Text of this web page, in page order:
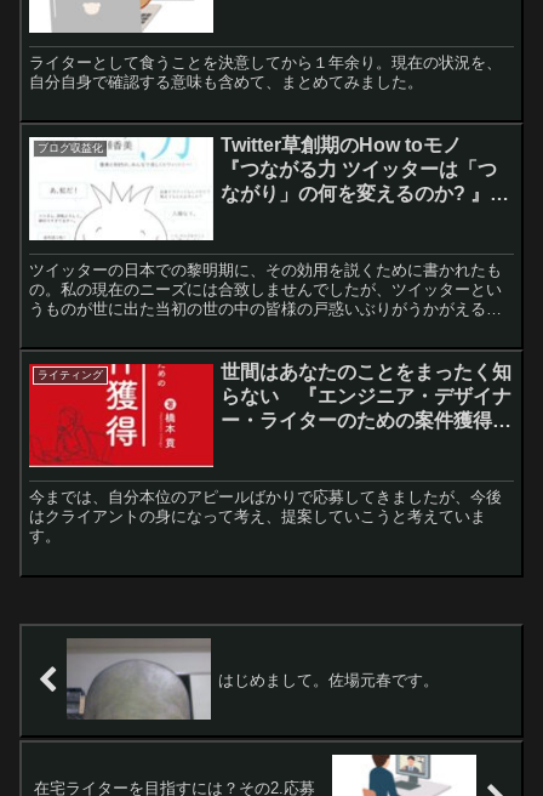
ライターとして食うことを決意してから１年余り。現在の状況を、
自分自身で確認する意味も含めて、まとめてみました。
ブログ収益化
Twitter草創期のHow toモノ
『つながる力 ツイッターは「つ
ながり」の何を変えるのか? 』読
ツイッターの日本での黎明期に、その効用を説くために書かれたも
の。私の現在のニーズには合致しませんでしたが、ツイッターとい
うものが世に出た当初の世の中の皆様の戸惑いぶりがうかがえる一
ライティング
世間はあなたのことをまったく知
らない 『エンジニア・デザイナ
ー・ライターのための案件獲得:
今までは、自分本位のアピールばかりで応募してきましたが、今後
はクライアントの身になって考え、提案していこうと考えていま
す。
はじめまして。佐場元春です。
在宅ライターを目指すには？その2.応募